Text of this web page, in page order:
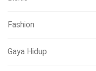
Fashion
Gaya Hidup